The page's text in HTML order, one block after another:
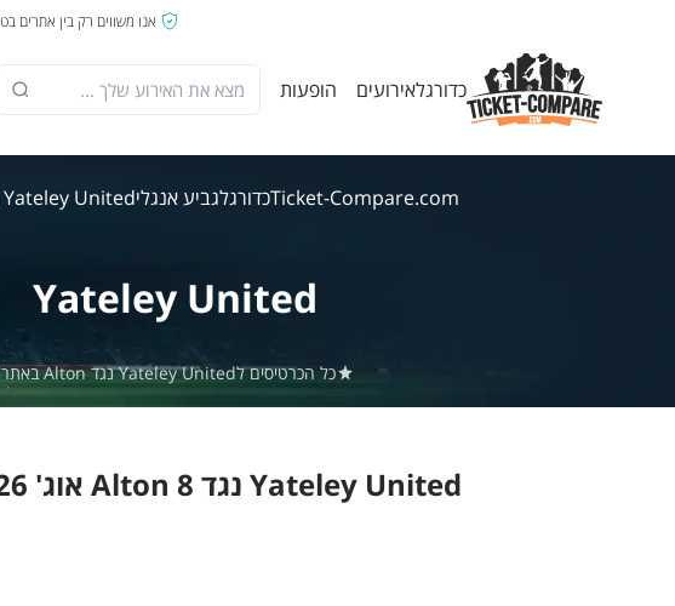
אנו משווים רק בין אתרים
כדורגלאירועים הופעות
Ticket-Compare.comכדורגלגביע אנגליYateley United נגד Alton 08/08/2026
Yateley United
כל הכרטיסים לYateley United נגד Alton באתר Ticket-Compare.com הם אותנטיים, ממוכרים מאומתים מראש שמספקים אחריות של 100%.
Yateley United נגד Alton 8 אוג' 2026